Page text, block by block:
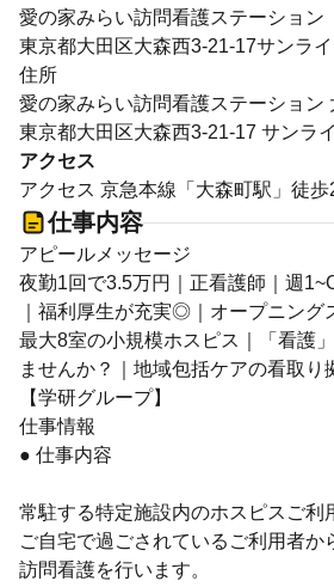
愛の家みらい訪問看護ステーショ
東京都大田区大森西3-21-17サンラ
住所
愛の家みらい訪問看護ステーション
東京都大田区大森西3-21-17 サンラ
アクセス
アクセス 京急本線「大森町駅」徒歩
仕事内容
アピールメッセージ
夜勤1回で3.5万円｜正看護師｜週
｜福利厚生が充実◎｜オープニング
最大8室の小規模ホスピス｜「看護
ませんか？｜地域包括ケアの看取り
【学研グループ】
仕事情報
● 仕事内容
常駐する特定施設内のホスピスご利
ご自宅で過ごされているご利用者か
訪問看護を行います。